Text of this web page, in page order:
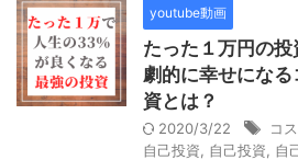
youtube動画
たった１万円の
劇的に幸せにな
資とは？
2020/3/22 コ
自己投資
自己投資 自